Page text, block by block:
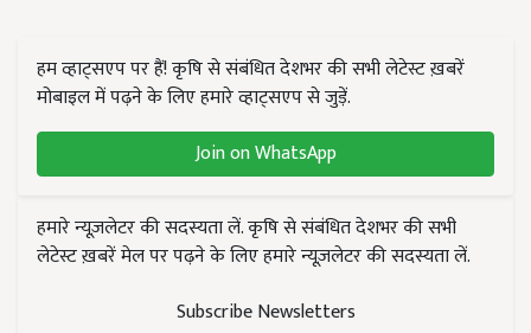
हम व्हाट्सएप पर हैं! कृषि से संबंधित देशभर की सभी लेटेस्ट ख़बरें
मोबाइल में पढ़ने के लिए हमारे व्हाट्सएप से जुड़ें.
Join on WhatsApp
हमारे न्यूज़लेटर की सदस्यता लें. कृषि से संबंधित देशभर की सभी
लेटेस्ट ख़बरें मेल पर पढ़ने के लिए हमारे न्यूज़लेटर की सदस्यता लें.
Subscribe Newsletters